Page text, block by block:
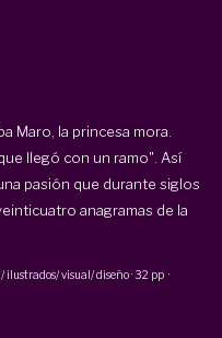
Maro, la princesa mora.
llegó con un ramo". Así
pasión que durante siglos
anagramas de la
ilustrados/ visual/ diseño·32 pp ·